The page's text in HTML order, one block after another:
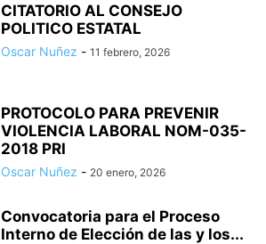
CITATORIO AL CONSEJO
POLITICO ESTATAL
Oscar Nuñez - 11 febrero, 2026
PROTOCOLO PARA PREVENIR
VIOLENCIA LABORAL NOM-035-
2018 PRI
Oscar Nuñez - 20 enero, 2026
Convocatoria para el Proceso
Interno de Elección de las y los...